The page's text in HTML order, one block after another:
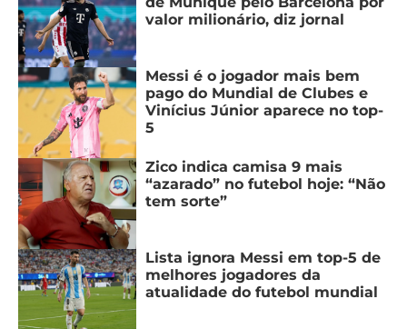
valor milionário, diz jornal
Messi é o jogador mais bem
pago do Mundial de Clubes e
Vinícius Júnior aparece no top-
5
Zico indica camisa 9 mais
“azarado” no futebol hoje: “Não
tem sorte”
Lista ignora Messi em top-5 de
melhores jogadores da
atualidade do futebol mundial